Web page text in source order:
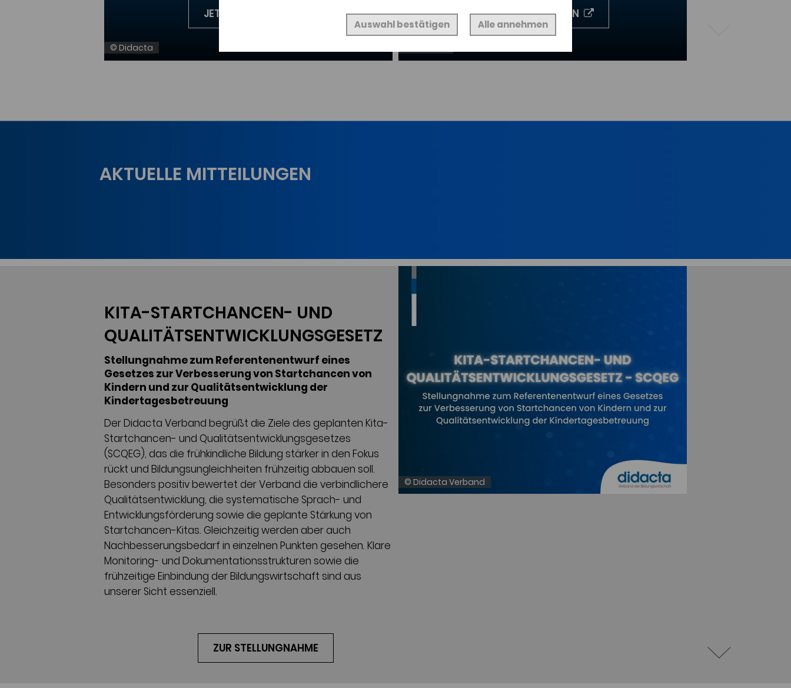
JETZT ENTDECKEN
© Didacta
JETZT VERNETZEN
AKTUELLE MITTEILUNGEN
KITA-STARTCHANCEN- UND
QUALITÄTSENTWICKLUNGSGESETZ
Stellungnahme zum Referentenentwurf eines
Gesetzes zur Verbesserung von Startchancen von
Kindern und zur Qualitätsentwicklung der
Kindertagesbetreuung
Der Didacta Verband begrüßt die Ziele des geplanten Kita-
Startchancen- und Qualitätsentwicklungsgesetzes
(SCQEG), das die frühkindliche Bildung stärker in den Fokus
rückt und Bildungsungleichheiten frühzeitig abbauen soll.
Besonders positiv bewertet der Verband die verbindlichere
Qualitätsentwicklung, die systematische Sprach- und
Entwicklungsförderung sowie die geplante Stärkung von
Startchancen-Kitas. Gleichzeitig werden aber auch
Nachbesserungsbedarf in einzelnen Punkten gesehen. Klare
Monitoring- und Dokumentationsstrukturen sowie die
frühzeitige Einbindung der Bildungswirtschaft sind aus
unserer Sicht essenziell.
ZUR STELLUNGNAHME
© Didacta Verband
Auswahl bestätigen Alle annehmen